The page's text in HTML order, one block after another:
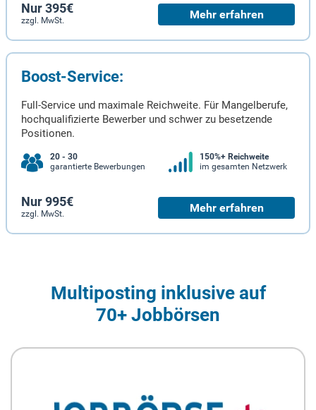
Nur 395€
zzgl. MwSt. Mehr erfahren
Boost-Service:
Full-Service und maximale Reichweite. Für Mangelberufe,
hochqualifizierte Bewerber und schwer zu besetzende
Positionen.
20 - 30
garantierte Bewerbungen
150%+ Reichweite
im gesamten Netzwerk
Nur 995€
zzgl. MwSt. Mehr erfahren
Multiposting inklusive auf
70+ Jobbörsen